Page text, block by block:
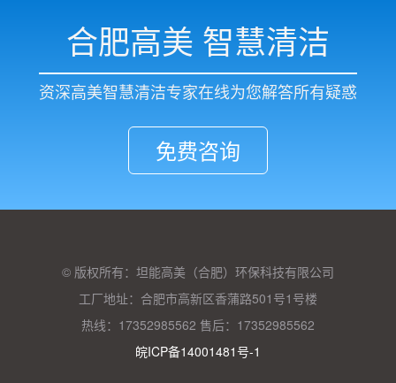
合肥高美 智慧清洁
资深高美智慧清洁专家在线为您解答所有疑惑
免费咨询
© 版权所有：坦能高美（合肥）环保科技有限公司
工厂地址：合肥市高新区香蒲路501号1号楼
热线：17352985562 售后：17352985562
皖ICP备14001481号-1